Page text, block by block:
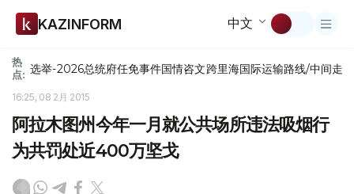
KAZINFORM 中文
热
点: 选举-2026总统府任免事件国情咨文跨里海国际运输路线/中间走廊
16:25, 08 2月 2015
阿拉木图州今年一月就公共场所违法吸烟行
为共罚处近400万坚戈